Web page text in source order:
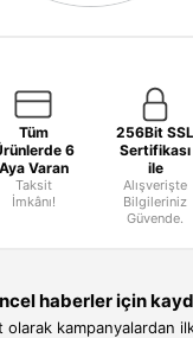
Tüm
6
Aya Varan
Taksit
İmkânı!
256Bit SSL
Sertifikası
ile
Alışverişte
Bilgileriniz
Güvende.
haberler için
olarak kampanyalardan